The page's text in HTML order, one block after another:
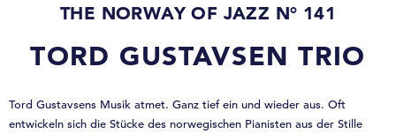
THE NORWAY OF JAZZ N° 141
TORD GUSTAVSEN TRIO
Tord Gustavsens Musik atmet. Ganz tief ein und wieder aus. Oft
entwickeln sich die Stücke des norwegischen Pianisten aus der Stille